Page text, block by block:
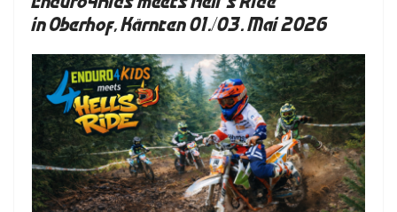
in Oberhof, Kärnten 01./03. Mai 2026